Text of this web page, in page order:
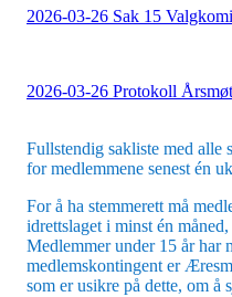
2026-03-26 Sak 15
2026-03-26 Protokoll
Fullstendig sakliste med
for medlemmene senest én
For å ha stemmerett må
idrettslaget i minst én
Medlemmer under 15 år har
medlemskontingent er
som er usikre på dette, om å